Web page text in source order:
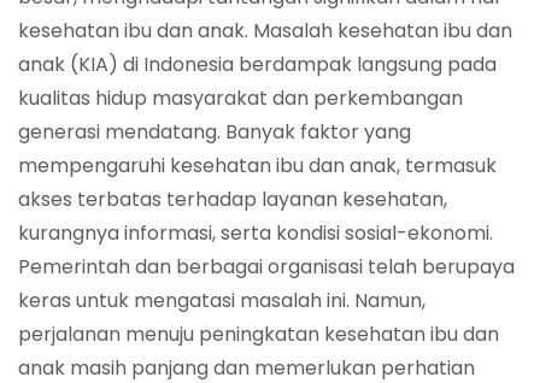
kesehatan ibu dan anak. Masalah kesehatan ibu dan
anak (KIA) di Indonesia berdampak langsung pada
kualitas hidup masyarakat dan perkembangan
generasi mendatang. Banyak faktor yang
mempengaruhi kesehatan ibu dan anak, termasuk
akses terbatas terhadap layanan kesehatan,
kurangnya informasi, serta kondisi sosial-ekonomi.
Pemerintah dan berbagai organisasi telah berupaya
keras untuk mengatasi masalah ini. Namun,
perjalanan menuju peningkatan kesehatan ibu dan
anak masih panjang dan memerlukan perhatian